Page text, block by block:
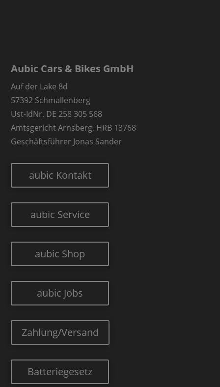
Aubic Cars & Bikes GmbH
Auf der Lake 8d
57392 Schmallenberg
Ust-IdNr. DE 258 305 568
Amtsgericht Arnsberg, HRB 13768
Geschäftsführer Jonas Sander
aubic Kontakt
aubic Service
aubic Shop
aubic Jobs
Zahlung/Versand
Batteriegesetz